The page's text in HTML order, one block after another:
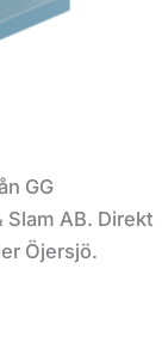
GG
AB. Direkt
Öjersjö.